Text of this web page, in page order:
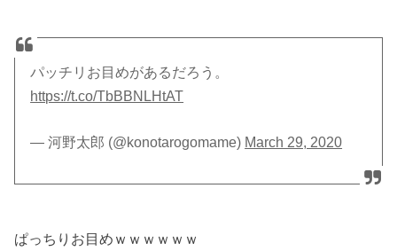
パッチリお目めがあるだろう。
https://t.co/TbBBNLHtAT
— 河野太郎 (@konotarogomame) March 29, 2020
ぱっちりお目めｗｗｗｗｗｗ